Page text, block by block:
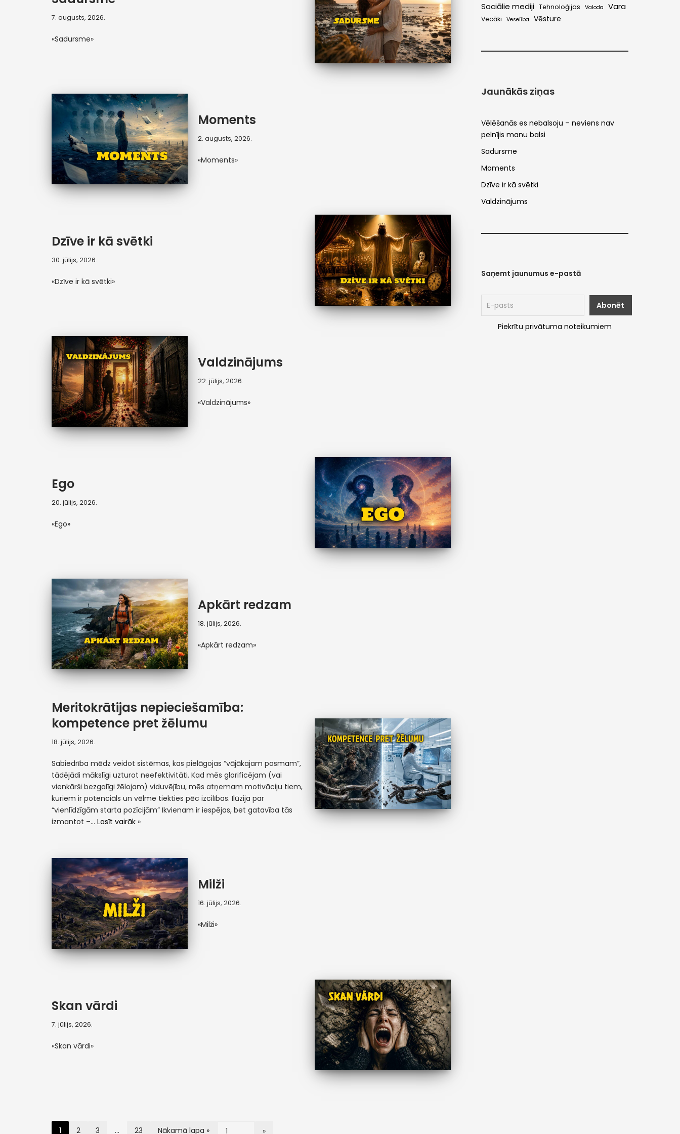
7. augusts, 2026.
«Sadursme»
Moments
2. augusts, 2026.
«Moments»
Dzīve ir kā svētki
30. jūlijs, 2026.
«Dzīve ir kā svētki»
Valdzinājums
22. jūlijs, 2026.
«Valdzinājums»
Ego
20. jūlijs, 2026.
«Ego»
Apkārt redzam
18. jūlijs, 2026.
«Apkārt redzam»
Meritokrātijas nepieciešamība:
kompetence pret žēlumu
18. jūlijs, 2026.
Sabiedrība mēdz veidot sistēmas, kas pielāgojas “vājākajam posmam”,
tādējādi mākslīgi uzturot neefektivitāti. Kad mēs glorificējam (vai
vienkārši bezgalīgi žēlojam) viduvējību, mēs atņemam motivāciju tiem,
kuriem ir potenciāls un vēlme tiekties pēc izcilības. Ilūzija par
“vienlīdzīgām starta pozīcijām” Ikvienam ir iespējas, bet gatavība tās
izmantot –… Lasīt vairāk »
Milži
16. jūlijs, 2026.
«Milži»
Skan vārdi
7. jūlijs, 2026.
«Skan vārdi»
1 2 3 … 23 Nākamā lapa »
Sociālie mediji Tehnoloģijas Valoda Vara
Vecāki Veselība Vēsture
Jaunākās ziņas
Vēlēšanās es nebalsoju – neviens nav
pelnījis manu balsi
Sadursme
Moments
Dzīve ir kā svētki
Valdzinājums
Saņemt jaunumus e-pastā
Piekrītu privātuma noteikumiem